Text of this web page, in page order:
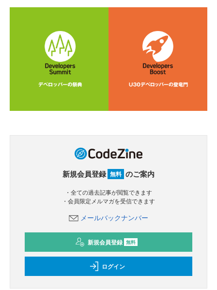
新規会員登録 無料 のご案内
・全ての過去記事が閲覧できます
・会員限定メルマガを受信できます
メールバックナンバー
新規会員登録 無料
ログイン